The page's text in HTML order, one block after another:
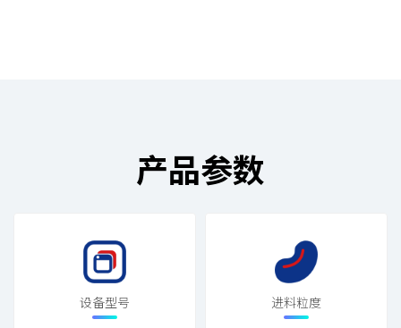
产品参数
设备型号 进料粒度